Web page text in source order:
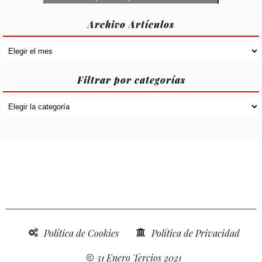
Archivo Artículos
Archivo
Filtrar por categorías
Filtrar
Política de Cookies
Política de Privacidad
31 Enero Tercios 2021